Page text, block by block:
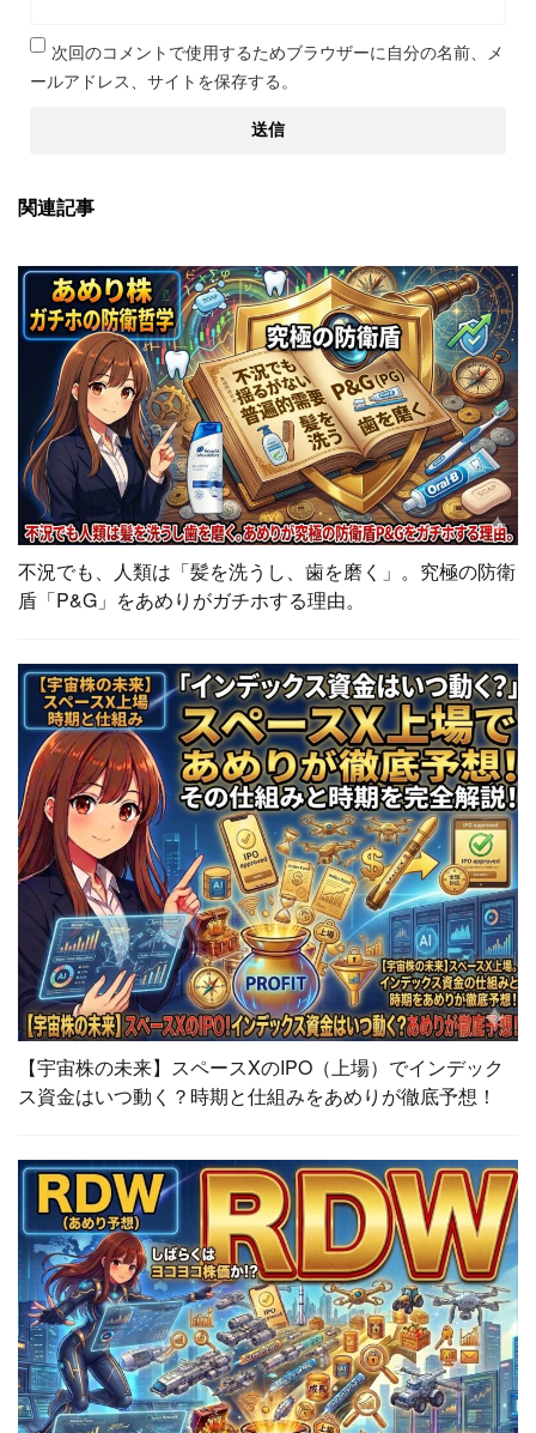
次回のコメントで使用するためブラウザーに自分の名前、メ
ールアドレス、サイトを保存する。
関連記事
不況でも、人類は「髪を洗うし、歯を磨く」。究極の防衛
盾「P&G」をあめりがガチホする理由。
【宇宙株の未来】スペースXのIPO（上場）でインデック
ス資金はいつ動く？時期と仕組みをあめりが徹底予想！